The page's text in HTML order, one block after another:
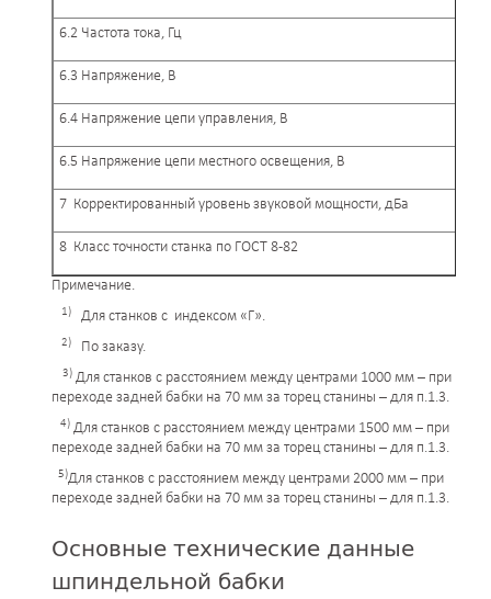
6.2 Частота тока, Гц
6.3 Напряжение, В
6.4 Напряжение цепи управления, В
6.5 Напряжение цепи местного освещения, В
7 Корректированный уровень звуковой мощности, дБа
8 Класс точности станка по ГОСТ 8-82
Примечание.
1) Для станков с индексом «Г».
2) По заказу.
3) Для станков с расстоянием между центрами 1000 мм – при
переходе задней бабки на 70 мм за торец станины – для п.1.3.
4) Для станков с расстоянием между центрами 1500 мм – при
переходе задней бабки на 70 мм за торец станины – для п.1.3.
5)Для станков с расстоянием между центрами 2000 мм – при
переходе задней бабки на 70 мм за торец станины – для п.1.3.
Основные технические данные
шпиндельной бабки